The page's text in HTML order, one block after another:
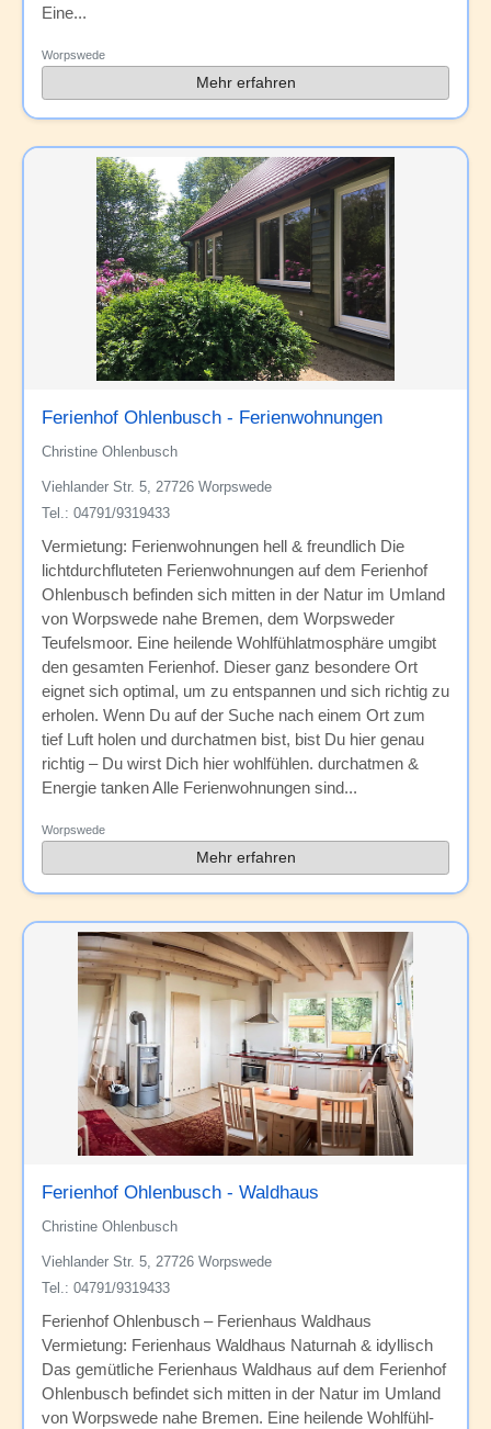
Eine...
Worpswede
Mehr erfahren
Ferienhof Ohlenbusch - Ferienwohnungen
Christine Ohlenbusch
Viehlander Str. 5, 27726 Worpswede
Tel.: 04791/9319433
Vermietung: Ferienwohnungen hell & freundlich Die
lichtdurchfluteten Ferienwohnungen auf dem Ferienhof
Ohlenbusch befinden sich mitten in der Natur im Umland
von Worpswede nahe Bremen, dem Worpsweder
Teufelsmoor. Eine heilende Wohlfühlatmosphäre umgibt
den gesamten Ferienhof. Dieser ganz besondere Ort
eignet sich optimal, um zu entspannen und sich richtig zu
erholen. Wenn Du auf der Suche nach einem Ort zum
tief Luft holen und durchatmen bist, bist Du hier genau
richtig – Du wirst Dich hier wohlfühlen. durchatmen &
Energie tanken Alle Ferienwohnungen sind...
Worpswede
Mehr erfahren
Ferienhof Ohlenbusch - Waldhaus
Christine Ohlenbusch
Viehlander Str. 5, 27726 Worpswede
Tel.: 04791/9319433
Ferienhof Ohlenbusch – Ferienhaus Waldhaus
Vermietung: Ferienhaus Waldhaus Naturnah & idyllisch
Das gemütliche Ferienhaus Waldhaus auf dem Ferienhof
Ohlenbusch befindet sich mitten in der Natur im Umland
von Worpswede nahe Bremen. Eine heilende Wohlfühl-